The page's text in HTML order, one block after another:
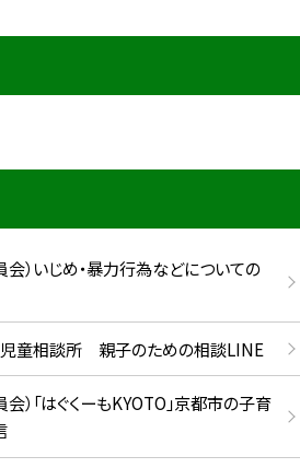
）いじめ・暴力行為などについての
児童相談所 親子のための相談LINE
）「はぐくーもKYOTO」京都市の子育